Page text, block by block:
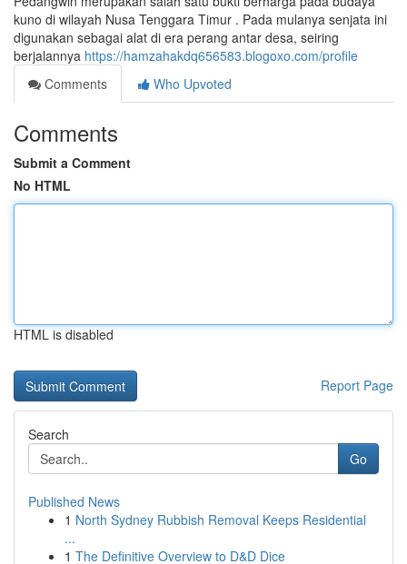
kuno di wilayah Nusa Tenggara Timur . Pada mulanya senjata ini
digunakan sebagai alat di era perang antar desa, seiring
berjalannya https://hamzahakdq656583.blogoxo.com/profile
Comments
Who Upvoted
Comments
Submit a Comment
No HTML
HTML is disabled
Report Page
Search
Go
Published News
1 North Sydney Rubbish Removal Keeps Residential
...
1 The Definitive Overview to D&D Dice